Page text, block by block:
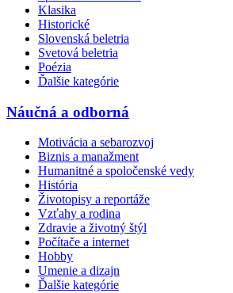
Klasika
Historické
Slovenská beletria
Svetová beletria
Poézia
Ďalšie kategórie
Náučná a odborná
Motivácia a sebarozvoj
Biznis a manažment
Humanitné a spoločenské vedy
História
Životopisy a reportáže
Vzťahy a rodina
Zdravie a životný štýl
Počítače a internet
Hobby
Umenie a dizajn
Ďalšie kategórie